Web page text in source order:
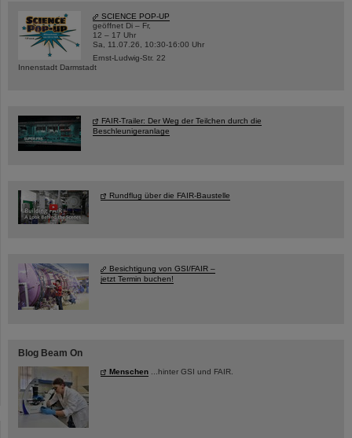
SCIENCE POP-UP
geöffnet Di – Fr,
12 – 17 Uhr
Sa, 11.07.26, 10:30-16:00 Uhr
Ernst-Ludwig-Str. 22
Innenstadt Darmstadt
FAIR-Trailer: Der Weg der Teilchen durch die
Beschleunigeranlage
Rundflug über die FAIR-Baustelle
Besichtigung von GSI/FAIR –
jetzt Termin buchen!
Blog Beam On
Menschen ...hinter GSI und FAIR.